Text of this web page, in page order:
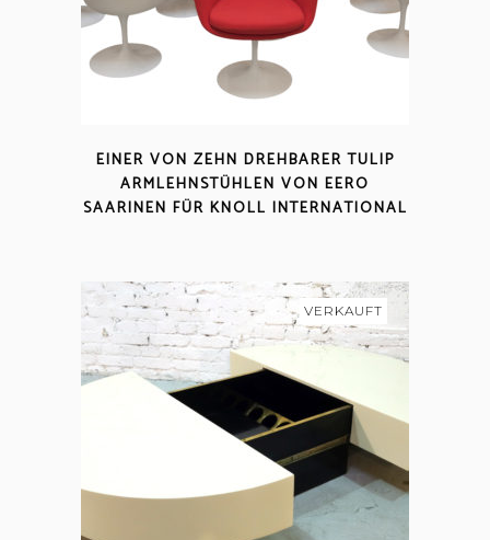
EINER VON ZEHN DREHBARER TULIP
ARMLEHNSTÜHLEN VON EERO
SAARINEN FÜR KNOLL INTERNATIONAL
VERKAUFT